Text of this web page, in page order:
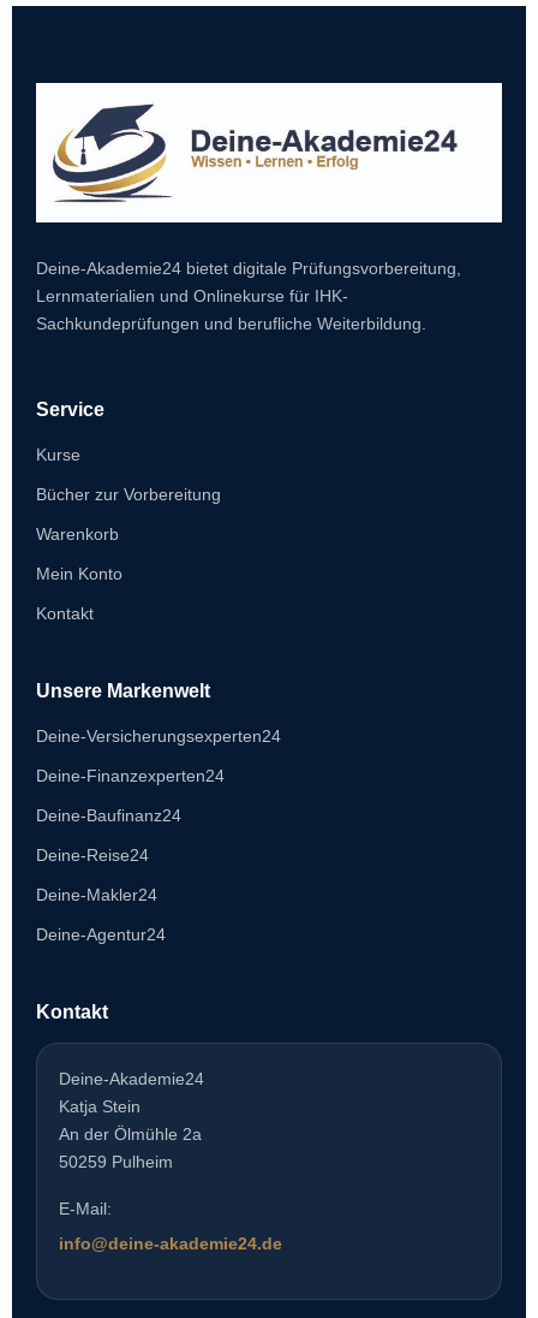
Deine-Akademie24 bietet digitale Prüfungsvorbereitung,
Lernmaterialien und Onlinekurse für IHK-
Sachkundeprüfungen und berufliche Weiterbildung.
Service
Kurse
Bücher zur Vorbereitung
Warenkorb
Mein Konto
Kontakt
Unsere Markenwelt
Deine-Versicherungsexperten24
Deine-Finanzexperten24
Deine-Baufinanz24
Deine-Reise24
Deine-Makler24
Deine-Agentur24
Kontakt
Deine-Akademie24
Katja Stein
An der Ölmühle 2a
50259 Pulheim
E-Mail:
info@deine-akademie24.de